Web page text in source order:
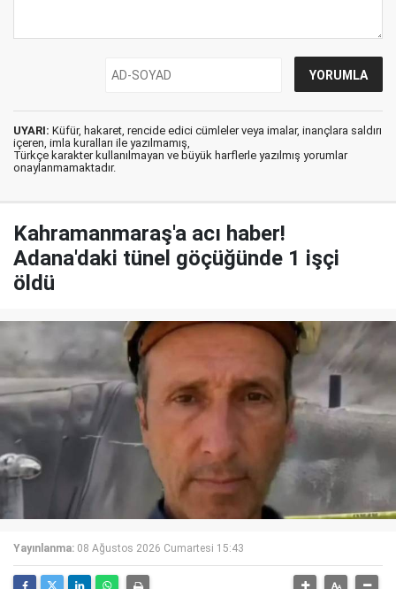
UYARI: Küfür, hakaret, rencide edici cümleler veya imalar, inançlara saldırı
içeren, imla kuralları ile yazılmamış,
Türkçe karakter kullanılmayan ve büyük harflerle yazılmış yorumlar
onaylanmamaktadır.
Kahramanmaraş'a acı haber!
Adana'daki tünel göçüğünde 1 işçi
öldü
Yayınlanma: 08 Ağustos 2026 Cumartesi 15:43